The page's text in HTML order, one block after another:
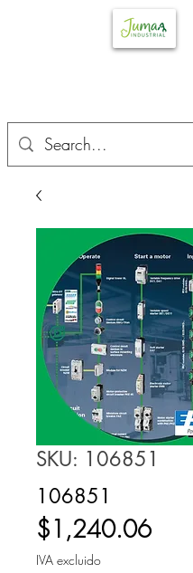
SKU: 106851
106851
$1,240.06Precio
IVA excluido